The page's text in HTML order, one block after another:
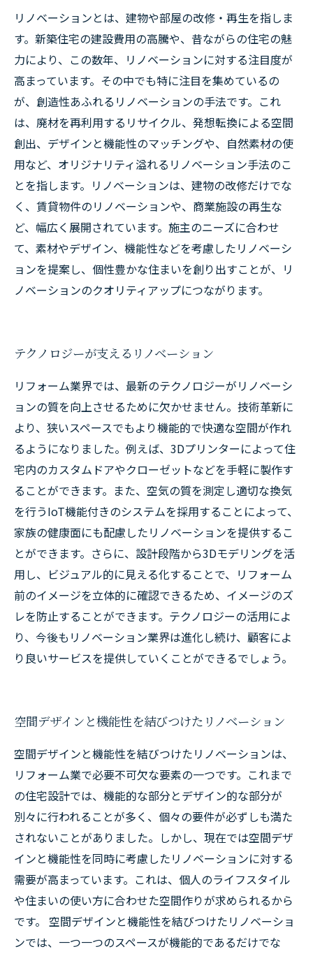
リノベーションとは、建物や部屋の改修・再生を指しま
す。新築住宅の建設費用の高騰や、昔ながらの住宅の魅
力により、この数年、リノベーションに対する注目度が
高まっています。その中でも特に注目を集めているの
が、創造性あふれるリノベーションの手法です。これ
は、廃材を再利用するリサイクル、発想転換による空間
創出、デザインと機能性のマッチングや、自然素材の使
用など、オリジナリティ溢れるリノベーション手法のこ
とを指します。リノベーションは、建物の改修だけでな
く、賃貸物件のリノベーションや、商業施設の再生な
ど、幅広く展開されています。施主のニーズに合わせ
て、素材やデザイン、機能性などを考慮したリノベーシ
ョンを提案し、個性豊かな住まいを創り出すことが、リ
ノベーションのクオリティアップにつながります。
テクノロジーが支えるリノベーション
リフォーム業界では、最新のテクノロジーがリノベーシ
ョンの質を向上させるために欠かせません。技術革新に
より、狭いスペースでもより機能的で快適な空間が作れ
るようになりました。例えば、3Dプリンターによって住
宅内のカスタムドアやクローゼットなどを手軽に製作す
ることができます。また、空気の質を測定し適切な換気
を行うIoT機能付きのシステムを採用することによって、
家族の健康面にも配慮したリノベーションを提供するこ
とができます。さらに、設計段階から3Dモデリングを活
用し、ビジュアル的に見える化することで、リフォーム
前のイメージを立体的に確認できるため、イメージのズ
レを防止することができます。テクノロジーの活用によ
り、今後もリノベーション業界は進化し続け、顧客によ
り良いサービスを提供していくことができるでしょう。
空間デザインと機能性を結びつけたリノベーション
空間デザインと機能性を結びつけたリノベーションは、
リフォーム業で必要不可欠な要素の一つです。これまで
の住宅設計では、機能的な部分とデザイン的な部分が
別々に行われることが多く、個々の要件が必ずしも満た
されないことがありました。しかし、現在では空間デザ
インと機能性を同時に考慮したリノベーションに対する
需要が高まっています。これは、個人のライフスタイル
や住まいの使い方に合わせた空間作りが求められるから
です。 空間デザインと機能性を結びつけたリノベーショ
ンでは、一つ一つのスペースが機能的であるだけでな